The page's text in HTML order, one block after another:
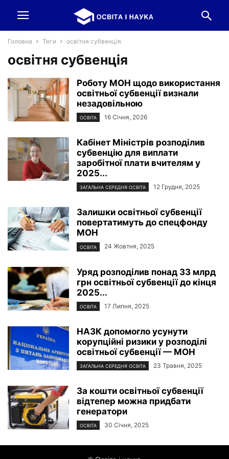
Головна Теги освітня субвенція
освітня субвенція
Роботу МОН щодо використання
освітньої субвенції визнали
незадовільною
ОСВІТА 16 Січня, 2026
Кабінет Міністрів розподілив
субвенцію для виплати
заробітної плати вчителям у
2025...
ЗАГАЛЬНА СЕРЕДНЯ ОСВІТА 12 Грудня, 2025
Залишки освітньої субвенції
повертатимуть до спецфонду
МОН
ОСВІТА 24 Жовтня, 2025
Уряд розподілив понад 33 млрд
грн освітньої субвенції до кінця
2025...
ОСВІТА 17 Липня, 2025
НАЗК допомогло усунути
корупційні ризики у розподілі
освітньої субвенції — МОН
ЗАГАЛЬНА СЕРЕДНЯ ОСВІТА 23 Травня, 2025
За кошти освітньої субвенції
відтепер можна придбати
генератори
ОСВІТА 30 Січня, 2025